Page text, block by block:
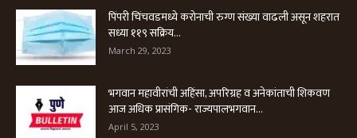
पिंपरी चिंचवडमध्ये करोनाची रुग्ण संख्या वाढली असून शहरात
सध्या ११९ सक्रिय...
March 29, 2023
भगवान महावीरांची अहिंसा, अपरिग्रह व अनेकांताची शिकवण
आज अधिक प्रासंगिक- राज्यपालभगवान...
April 5, 2023